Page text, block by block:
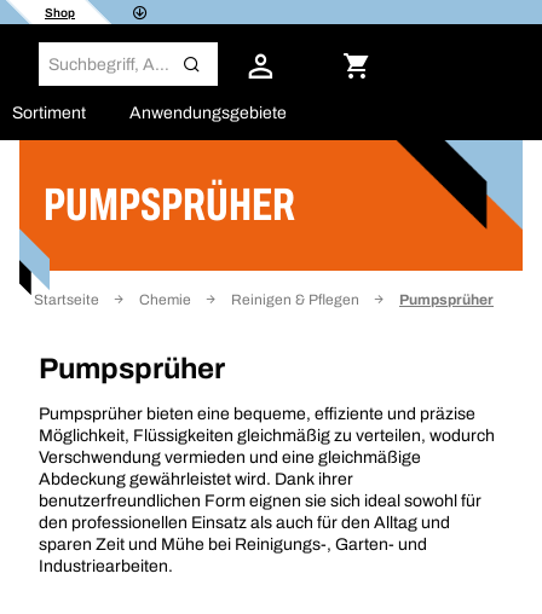
Shop
Sortiment Anwendungsgebiete
PUMPSPRÜHER
Startseite Chemie Reinigen & Pflegen Pumpsprüher
Pumpsprüher
Pumpsprüher bieten eine bequeme, effiziente und präzise
Möglichkeit, Flüssigkeiten gleichmäßig zu verteilen, wodurch
Verschwendung vermieden und eine gleichmäßige
Abdeckung gewährleistet wird. Dank ihrer
benutzerfreundlichen Form eignen sie sich ideal sowohl für
den professionellen Einsatz als auch für den Alltag und
sparen Zeit und Mühe bei Reinigungs-, Garten- und
Industriearbeiten.
Filter